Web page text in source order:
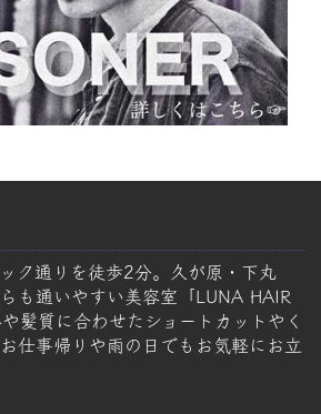
ク通りを徒歩2分。久が原・下丸
も通いやすい美容室「LUNA HAIR
髪質に合わせたショートカットやく
仕事帰りや雨の日でもお気軽にお立